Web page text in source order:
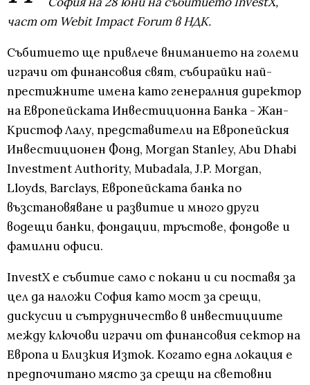
част от Webit Impact Forum в НДК.
Събитието ще привлече вниманието на големи
играчи от финансовия свят, събирайки най-
престижните имена като генералния директор
на Европейската Инвестиционна Банка - Жан-
Кристоф Лалу, представители на Европейския
Инвестиционен Фонд, Morgan Stanley, Abu Dhabi
Investment Authority, Mubadala, J.P. Morgan,
Lloyds, Barclays, Европейската банка по
възстановяване и развитие и много други
водещи банки, фондации, тръстове, фондове и
фамилни офиси.
InvestX е събитие само с покани и си поставя за
цел да наложи София като мост за срещи,
дискусии и сътрудничество в инвестициите
между ключови играчи от финансовия сектор на
Европа и Близкия Изток. Когато една локация е
предпочитано място за срещи на световни